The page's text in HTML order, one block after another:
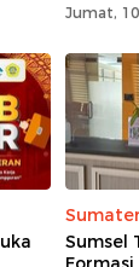
Jumat, 10
Sumsel